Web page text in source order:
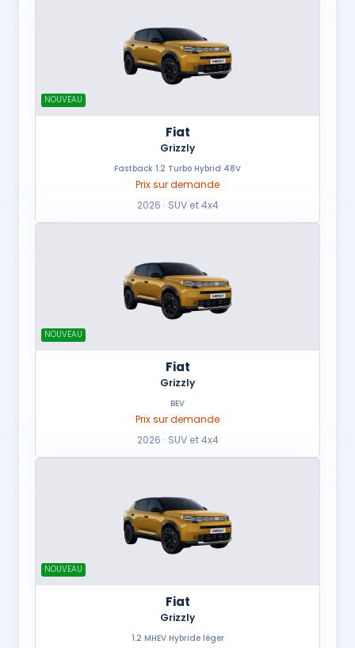
NOUVEAU
Fiat
Grizzly
Fastback 1.2 Turbo Hybrid 48V
Prix sur demande
2026 · SUV et 4x4
NOUVEAU
Fiat
Grizzly
BEV
Prix sur demande
2026 · SUV et 4x4
NOUVEAU
Fiat
Grizzly
1.2 MHEV Hybride léger